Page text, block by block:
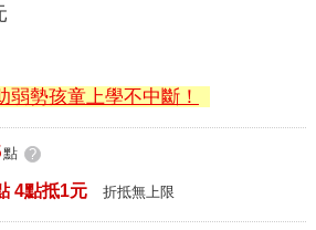
弱勢孩童上學不中斷！
點 ?
4點抵1元 折抵無上限